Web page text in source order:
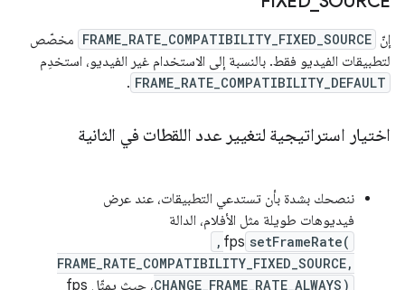
إنّ FRAME_RATE_COMPATIBILITY_FIXED_SOURCE مخصّص
لتطبيقات الفيديو فقط. بالنسبة إلى الاستخدام غير الفيديو، استخدِم
FRAME_RATE_COMPATIBILITY_DEFAULT
.
اختيار استراتيجية لتغيير عدد اللقطات في الثانية
ننصحك بشدة بأن تستدعي التطبيقات، عند عرض
فيديوهات طويلة مثل الأفلام، الدالة
setFrameRate(
fps
,
FRAME_RATE_COMPATIBILITY_FIXED_SOURCE,
CHANGE_FRAME_RATE_ALWAYS)
، حيث يمثّل fps